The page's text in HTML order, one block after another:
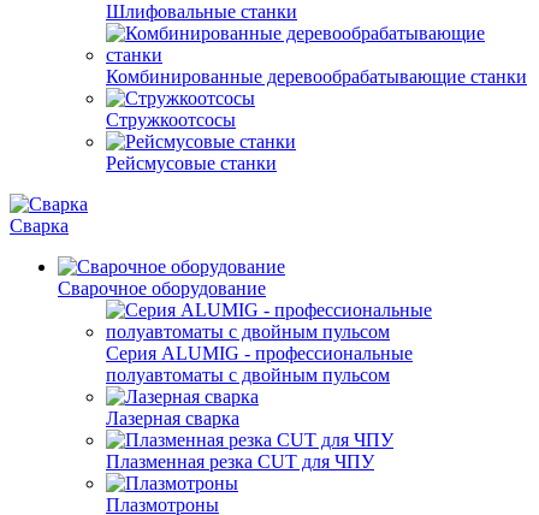
Шлифовальные станки
Комбинированные деревообрабатывающие станки
Стружкоотсосы
Рейсмусовые станки
Сварка
Сварочное оборудование
Серия ALUMIG - профессиональные
полуавтоматы с двойным пульсом
Лазерная сварка
Плазменная резка CUT для ЧПУ
Плазмотроны